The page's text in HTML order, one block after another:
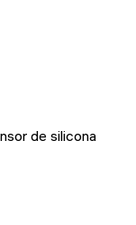
de silicona